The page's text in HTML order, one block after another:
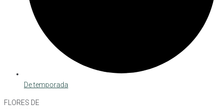
De temporada
FLORES DE